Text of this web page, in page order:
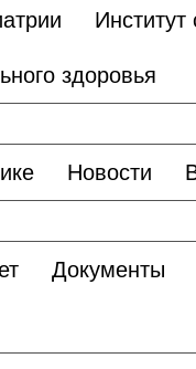
Институт
здоровья
Новости
Документы